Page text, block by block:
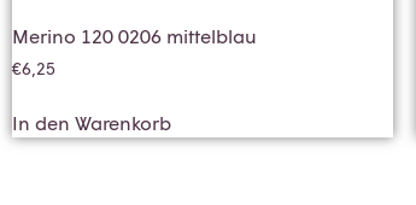
Merino 120 0206 mittelblau
€6,25
In den Warenkorb